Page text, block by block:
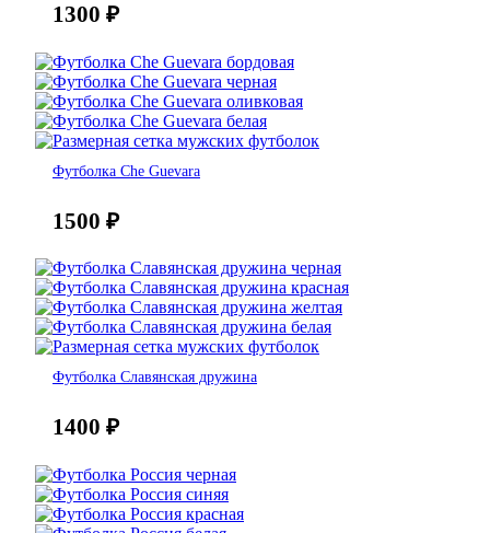
1300 ₽
Футболка Che Guevara
1500 ₽
Футболка Славянская дружина
1400 ₽